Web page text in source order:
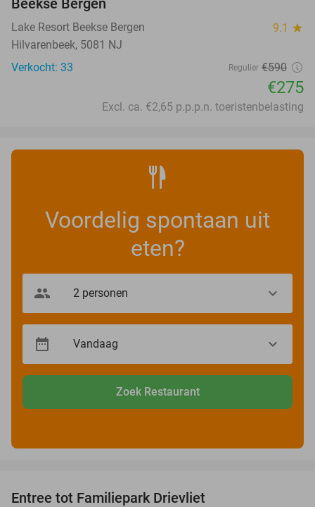
Beekse Bergen
Lake Resort Beekse Bergen 9.1 star
Hilvarenbeek, 5081 NJ
Verkocht: 33
Regulier €590
€275
Excl. ca. €2,65 p.p.p.n. toeristenbelasting
Voordelig spontaan uit
eten?
Zoek Restaurant
Entree tot Familiepark Drievliet